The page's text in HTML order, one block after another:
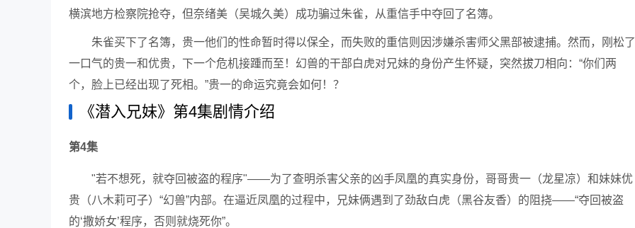
横滨地方检察院抢夺，但奈绪美（吴城久美）成功骗过朱雀，从重信手中夺回了名簿。
朱雀买下了名簿，贵一他们的性命暂时得以保全，而失败的重信则因涉嫌杀害师父黑部被逮捕。然而，刚松了
一口气的贵一和优贵，下一个危机接踵而至！幻兽的干部白虎对兄妹的身份产生怀疑，突然拔刀相向：“你们两
个，脸上已经出现了死相。”贵一的命运究竟会如何！？
《潜入兄妹》第4集剧情介绍
第4集
"若不想死，就夺回被盗的程序"——为了查明杀害父亲的凶手凤凰的真实身份，哥哥贵一（龙星凉）和妹妹优
贵（八木莉可子）“幻兽”内部。在逼近凤凰的过程中，兄妹俩遇到了劲敌白虎（黑谷友香）的阻挠——“夺回被盗
的‘撒娇女’程序，否则就烧死你”。